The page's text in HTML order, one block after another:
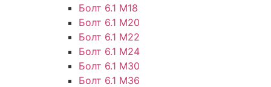
Болт 6.1 М18
Болт 6.1 М20
Болт 6.1 М22
Болт 6.1 М24
Болт 6.1 М30
Болт 6.1 М36